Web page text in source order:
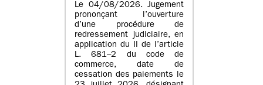
Le 04/08/2026. Jugement
prononçant l’ouverture
d’une procédure de
redressement judiciaire, en
application du II de l’article
L. 681–2 du code de
commerce, date de
cessation des paiements le